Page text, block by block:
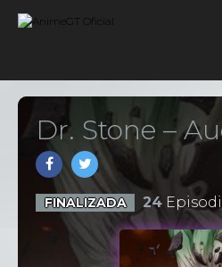
Dr. Stone –
FINALIZADA 24